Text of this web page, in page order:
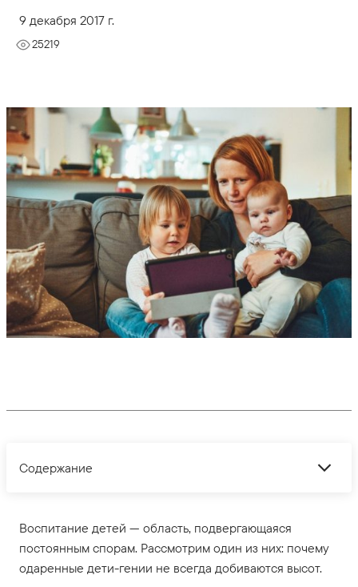
9 декабря 2017 г.
25219
Содержание
Воспитание детей — область, подвергающаяся
постоянным спорам. Рассмотрим один из них: почему
одаренные дети-гении не всегда добиваются высот.